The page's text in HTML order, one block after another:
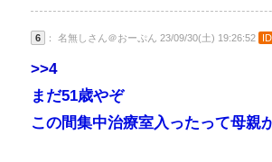
6 ： 名無しさん＠おーぷん 23/09/30(土) 19:26:52
>>4
まだ51歳やぞ
この間集中治療室入ったって母親